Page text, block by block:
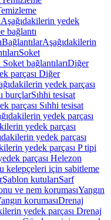
Aşağıdakilerin yedek
bağlantı
BağlantılarAşağıdakilerin
Soket
bağlantılarıDiğer
parçası Diğer
yedek parçası
burçlarSıhhi tesisat
parçası Sıhhi tesisat
yedek parçası
yedek parçası
yedek parçası
yedek parçası P tipi
parçası Helezon
kelepçeleri için sabitleme
Şablon kutularıSarf
ve nem korumasıYangın
korumasıDrenaj
yedek parçası Drenaj